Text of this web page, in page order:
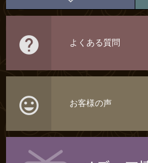
 よくある質問
 お客様の声